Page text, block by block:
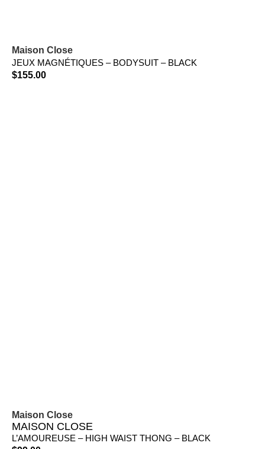
Maison Close
JEUX MAGNÉTIQUES – BODYSUIT – BLACK
$155.00
Maison Close
MAISON CLOSE
L’AMOUREUSE – HIGH WAIST THONG – BLACK